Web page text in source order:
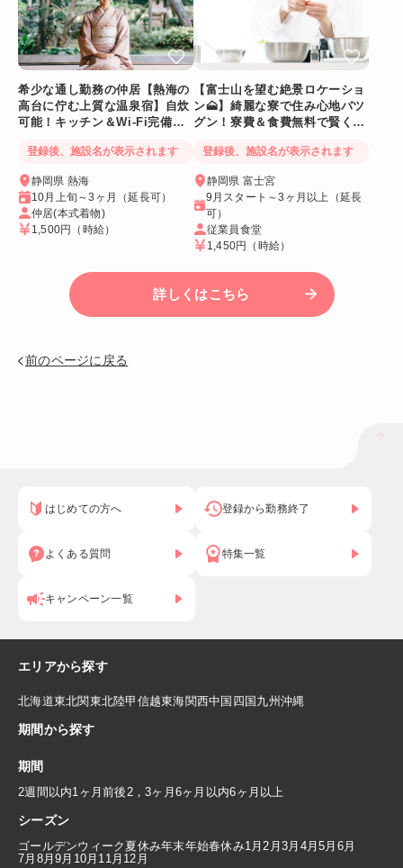
希少な通し勤務の仲居【熱海の
高台に佇む上質な温泉宿】自炊
可能！キッチン＆Wi-Fi完備！
登録後、施設名が表示されます
静岡県 熱海
10月上旬～3ヶ月（延長可）
仲居(本式着物)
1,500円 （時給）
【富士山を望む絶景ロケーショ
ン🗻】綺麗な寮で住み心地バツ
グン！寮費＆食費無料で賢く稼
登録後、施設名が表示されます
静岡県 富士宮
9月スタート～3ヶ月以上（延長
可）
従業員食堂
1,450円 （時給）
詳しくはこちら
前のページに戻る
はじめての方へ 登録から勤務終了
よくある質問 特集一覧
キャンペーン一覧
エリアから探す
北海道東北関東北陸甲信越東海関西中国 四国九州沖縄
期間から探す
期間
2週間以内1ヶ月前後 2，3ヶ月 6ヶ月以内6ヶ月以上
シーズン
ゴールデンウィーク 夏休み年末年始春休み1月 2月3月 4月5月 6月
7月 8月9月 10月 11月 12月